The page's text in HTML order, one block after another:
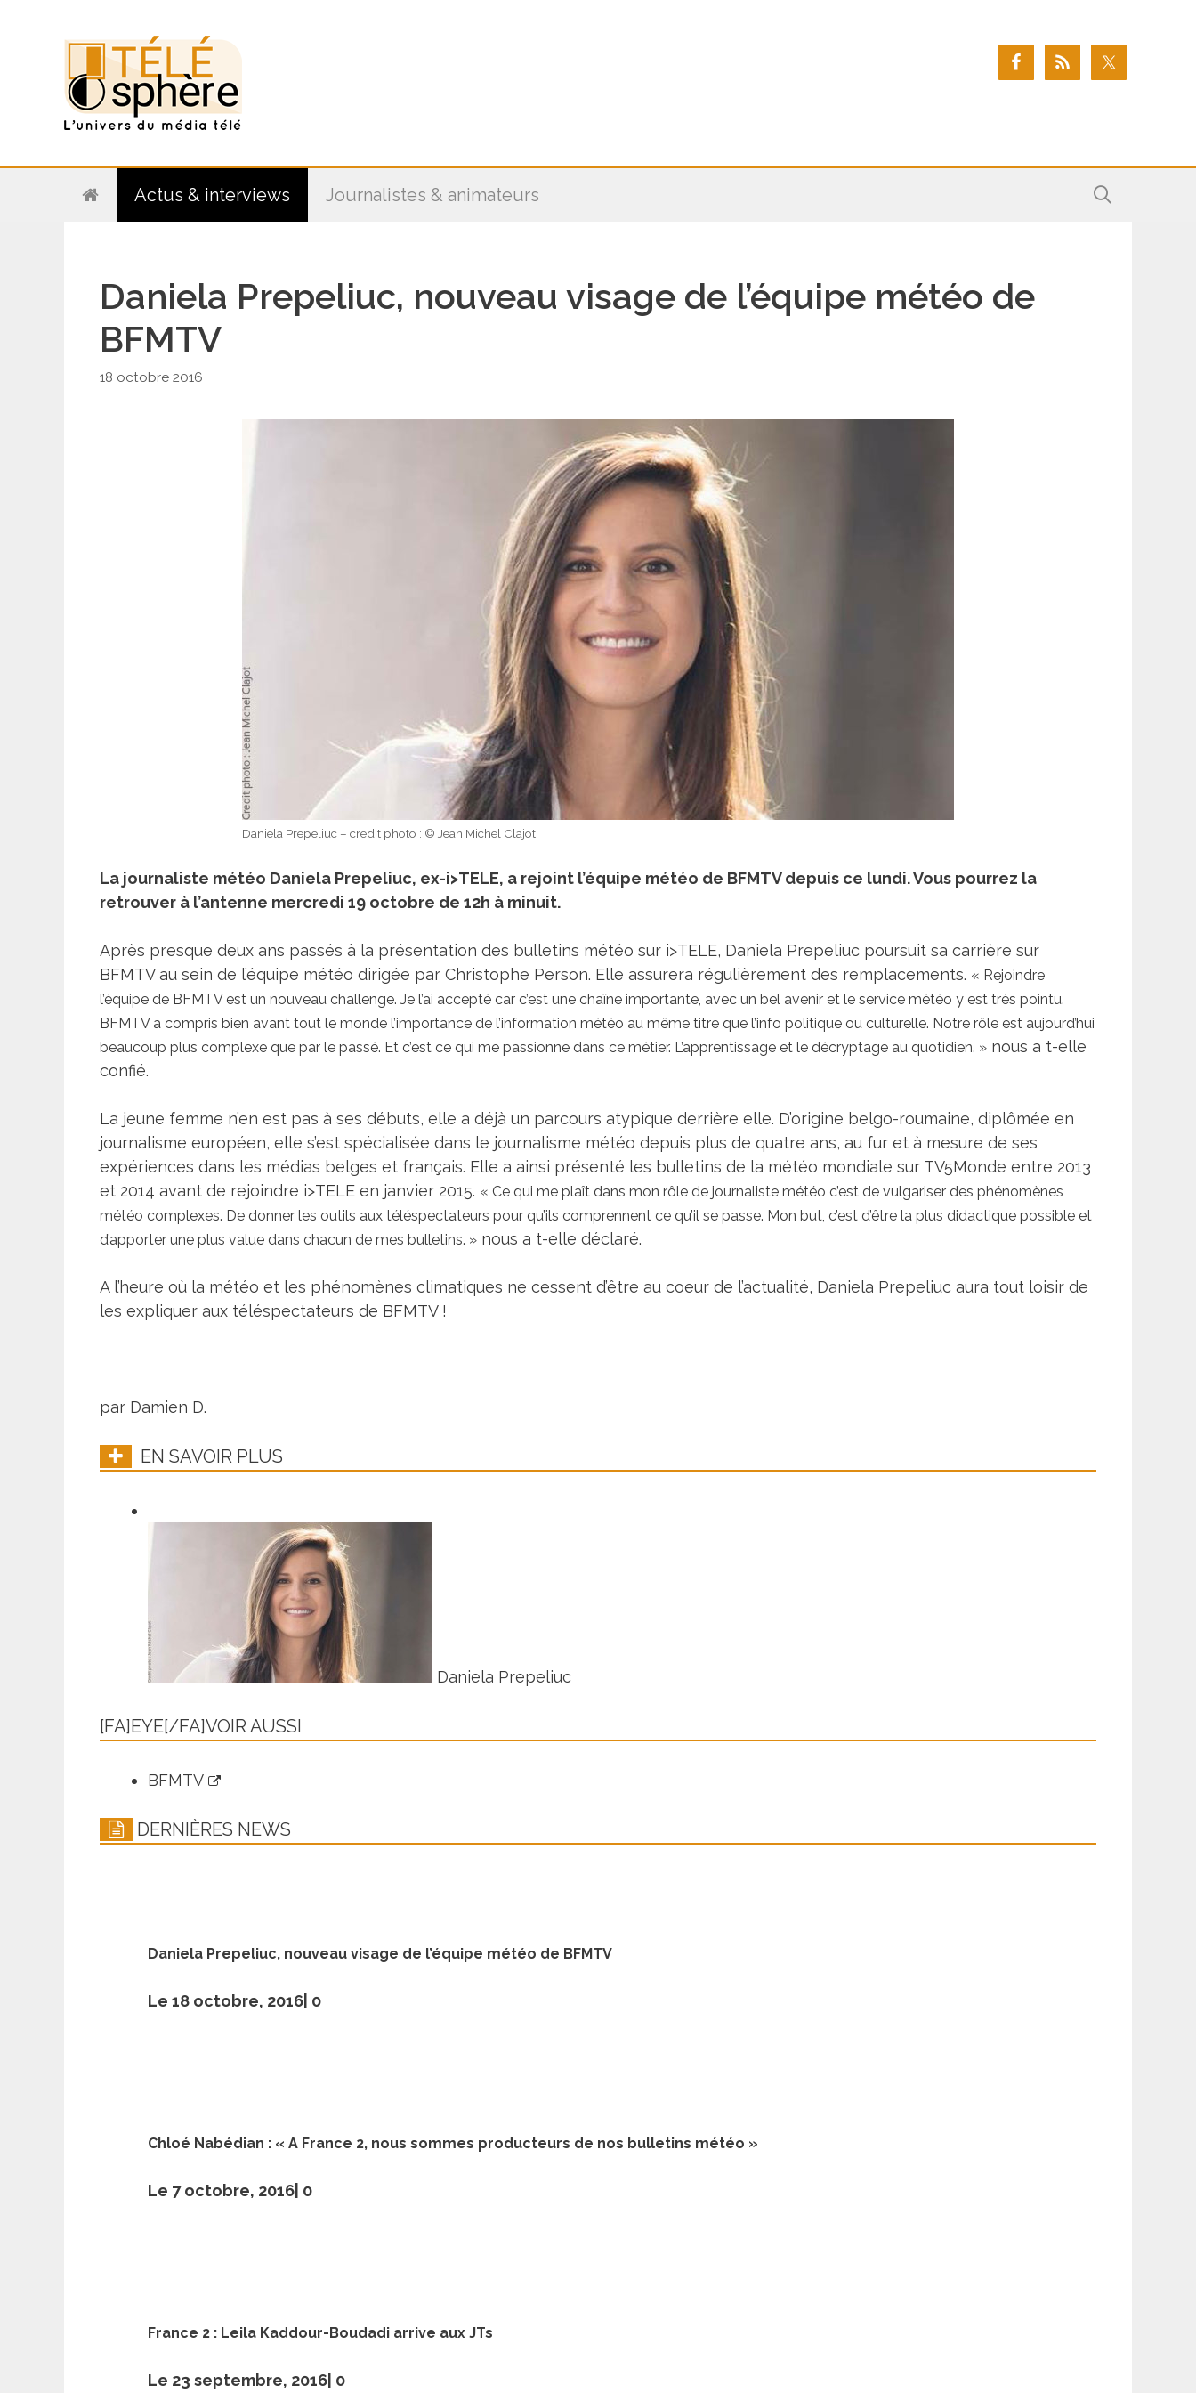
Actus & interviews Journalistes & animateurs
Daniela Prepeliuc, nouveau visage de l’équipe météo de
BFMTV
18 octobre 2016
Daniela Prepeliuc – credit photo : © Jean Michel Clajot
La journaliste météo Daniela Prepeliuc, ex-i>TELE, a rejoint l’équipe météo de BFMTV depuis ce lundi. Vous pourrez la
retrouver à l’antenne mercredi 19 octobre de 12h à minuit.
Après presque deux ans passés à la présentation des bulletins météo sur i>TELE, Daniela Prepeliuc poursuit sa carrière sur
BFMTV au sein de l’équipe météo dirigée par Christophe Person. Elle assurera régulièrement des remplacements. « Rejoindre
l’équipe de BFMTV est un nouveau challenge. Je l’ai accepté car c’est une chaîne importante, avec un bel avenir et le service météo y est très pointu.
BFMTV a compris bien avant tout le monde l’importance de l’information météo au même titre que l’info politique ou culturelle. Notre rôle est aujourd’hui
beaucoup plus complexe que par le passé. Et c’est ce qui me passionne dans ce métier. L’apprentissage et le décryptage au quotidien. » nous a t-elle
confié.
La jeune femme n’en est pas à ses débuts, elle a déjà un parcours atypique derrière elle. D’origine belgo-roumaine, diplômée en
journalisme européen, elle s’est spécialisée dans le journalisme météo depuis plus de quatre ans, au fur et à mesure de ses
expériences dans les médias belges et français. Elle a ainsi présenté les bulletins de la météo mondiale sur TV5Monde entre 2013
et 2014 avant de rejoindre i>TELE en janvier 2015. « Ce qui me plaît dans mon rôle de journaliste météo c’est de vulgariser des phénomènes
météo complexes. De donner les outils aux téléspectateurs pour qu’ils comprennent ce qu’il se passe. Mon but, c’est d’être la plus didactique possible et
d’apporter une plus value dans chacun de mes bulletins. » nous a t-elle déclaré.
A l’heure où la météo et les phénomènes climatiques ne cessent d’être au coeur de l’actualité, Daniela Prepeliuc aura tout loisir de
les expliquer aux téléspectateurs de BFMTV !
par Damien D.
EN SAVOIR PLUS
Daniela Prepeliuc
[FA]EYE[/FA]VOIR AUSSI
BFMTV
DERNIÈRES NEWS
Daniela Prepeliuc, nouveau visage de l’équipe météo de BFMTV
Le 18 octobre, 2016| 0
Chloé Nabédian : « A France 2, nous sommes producteurs de nos bulletins météo »
Le 7 octobre, 2016| 0
France 2 : Leila Kaddour-Boudadi arrive aux JTs
Le 23 septembre, 2016| 0